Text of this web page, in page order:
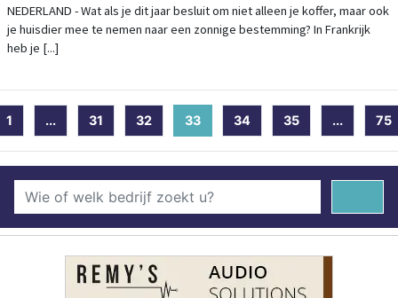
NEDERLAND - Wat als je dit jaar besluit om niet alleen je koffer, maar ook
je huisdier mee te nemen naar een zonnige bestemming? In Frankrijk
heb je [...]
1 ... 31 32 33 (current)
34 35 ... 75